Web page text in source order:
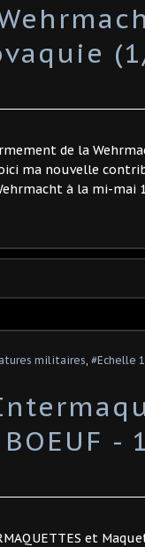
de la
ma nouvelle
à la mi-mai
militaires, #Echelle
-
et